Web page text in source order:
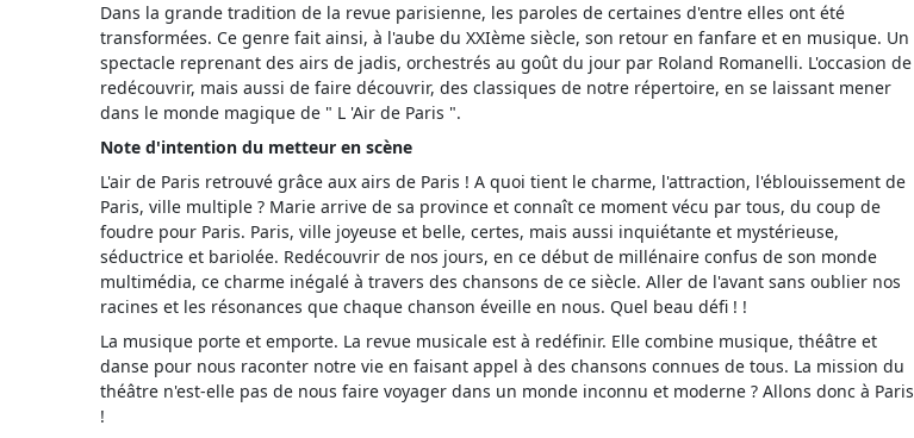
Dans la grande tradition de la revue parisienne, les paroles de certaines d'entre elles ont été
transformées. Ce genre fait ainsi, à l'aube du XXIème siècle, son retour en fanfare et en musique. Un
spectacle reprenant des airs de jadis, orchestrés au goût du jour par Roland Romanelli. L'occasion de
redécouvrir, mais aussi de faire découvrir, des classiques de notre répertoire, en se laissant mener
dans le monde magique de " L 'Air de Paris ".
Note d'intention du metteur en scène
L'air de Paris retrouvé grâce aux airs de Paris ! A quoi tient le charme, l'attraction, l'éblouissement de
Paris, ville multiple ? Marie arrive de sa province et connaît ce moment vécu par tous, du coup de
foudre pour Paris. Paris, ville joyeuse et belle, certes, mais aussi inquiétante et mystérieuse,
séductrice et bariolée. Redécouvrir de nos jours, en ce début de millénaire confus de son monde
multimédia, ce charme inégalé à travers des chansons de ce siècle. Aller de l'avant sans oublier nos
racines et les résonances que chaque chanson éveille en nous. Quel beau défi ! !
La musique porte et emporte. La revue musicale est à redéfinir. Elle combine musique, théâtre et
danse pour nous raconter notre vie en faisant appel à des chansons connues de tous. La mission du
théâtre n'est-elle pas de nous faire voyager dans un monde inconnu et moderne ? Allons donc à Paris
!